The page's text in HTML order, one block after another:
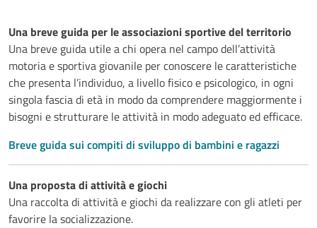
Una breve guida per le associazioni sportive del territorio
Una breve guida utile a chi opera nel campo dell’attività
motoria e sportiva giovanile per conoscere le caratteristiche
che presenta l’individuo, a livello fisico e psicologico, in ogni
singola fascia di età in modo da comprendere maggiormente i
bisogni e strutturare le attività in modo adeguato ed efficace.
Breve guida sui compiti di sviluppo di bambini e ragazzi
Una proposta di attività e giochi
Una raccolta di attività e giochi da realizzare con gli atleti per
favorire la socializzazione.